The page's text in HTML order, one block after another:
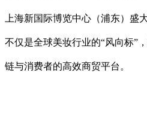
上海新国际博览中心（浦东）盛
不仅是全球美妆行业的“风向标”
链与消费者的高效商贸平台。